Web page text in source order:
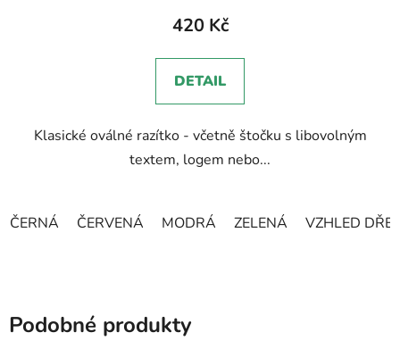
produktu
5,0
z
hvězdiček.
420 Kč
DETAIL
Klasické oválné razítko - včetně štočku s libovolným
textem, logem nebo...
ČERNÁ ČERVENÁ MODRÁ ZELENÁ VZHLED
Podobné produkty